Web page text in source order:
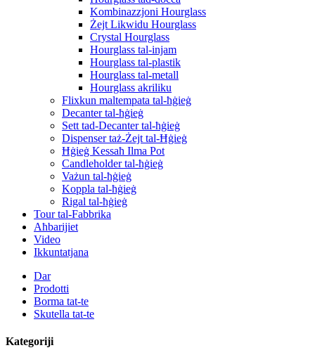
Kombinazzjoni Hourglass
Żejt Likwidu Hourglass
Crystal Hourglass
Hourglass tal-injam
Hourglass tal-plastik
Hourglass tal-metall
Hourglass akriliku
Flixkun maltempata tal-ħġieġ
Decanter tal-ħġieġ
Sett tad-Decanter tal-ħġieġ
Dispenser taż-Żejt tal-Ħġieġ
Ħġieġ Kessaħ Ilma Pot
Candleholder tal-ħġieġ
Vażun tal-ħġieġ
Koppla tal-ħġieġ
Rigal tal-ħġieġ
Tour tal-Fabbrika
Aħbarijiet
Video
Ikkuntatjana
Dar
Prodotti
Borma tat-te
Skutella tat-te
Kategoriji